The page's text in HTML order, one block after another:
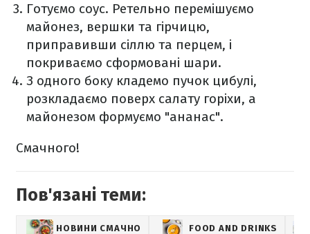
Готуємо соус. Ретельно перемішуємо
майонез, вершки та гірчицю,
приправивши сіллю та перцем, і
покриваємо сформовані шари.
З одного боку кладемо пучок цибулі,
розкладаємо поверх салату горіхи, а
майонезом формуємо "ананас".
Смачного!
Пов'язані теми:
НОВИНИ СМАЧНО FOOD AND DRINKS